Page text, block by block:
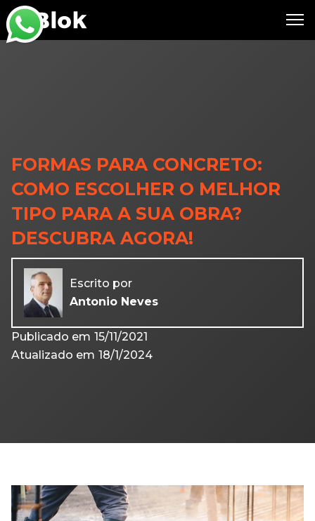
FORMAS PARA CONCRETO:
COMO ESCOLHER O MELHOR
TIPO PARA A SUA OBRA?
DESCUBRA AGORA!
Escrito por
Antonio Neves
Publicado em 15/11/2021
Atualizado em 18/1/2024